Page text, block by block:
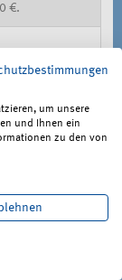
€.
um unsere
und Ihnen ein
zu den von